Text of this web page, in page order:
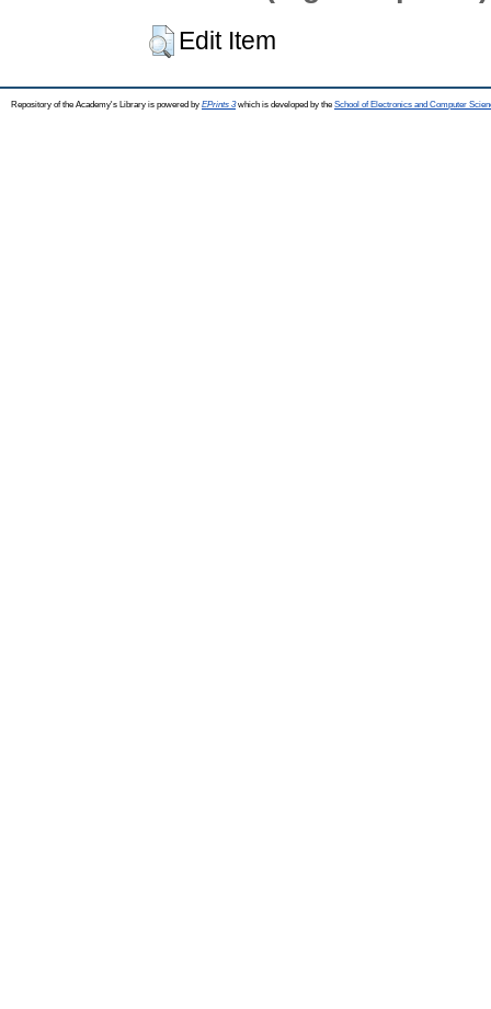
Edit Item
Repository of the Academy's Library is powered by EPrints 3which is developed by the School of Electronics and Computer